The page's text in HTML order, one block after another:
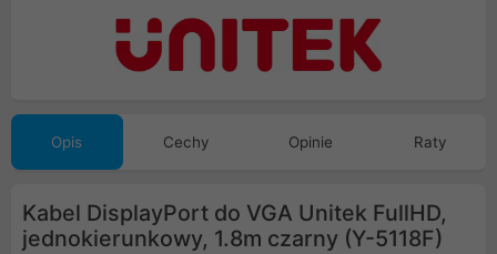
Opis Cechy Opinie Raty
Kabel DisplayPort do VGA Unitek FullHD,
jednokierunkowy, 1.8m czarny (Y-5118F)